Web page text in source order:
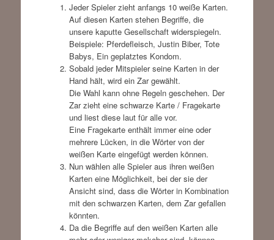
Jeder Spieler zieht anfangs 10 weiße Karten.
Auf diesen Karten stehen Begriffe, die
unsere kaputte Gesellschaft widerspiegeln.
Beispiele: Pferdefleisch, Justin Biber, Tote
Babys, Ein geplatztes Kondom.
Sobald jeder Mitspieler seine Karten in der
Hand hält, wird ein Zar gewählt.
Die Wahl kann ohne Regeln geschehen. Der
Zar zieht eine schwarze Karte / Fragekarte
und liest diese laut für alle vor.
Eine Fragekarte enthält immer eine oder
mehrere Lücken, in die Wörter von der
weißen Karte eingefügt werden können.
Nun wählen alle Spieler aus ihren weißen
Karten eine Möglichkeit, bei der sie der
Ansicht sind, dass die Wörter in Kombination
mit den schwarzen Karten, dem Zar gefallen
könnten.
Da die Begriffe auf den weißen Karten alle